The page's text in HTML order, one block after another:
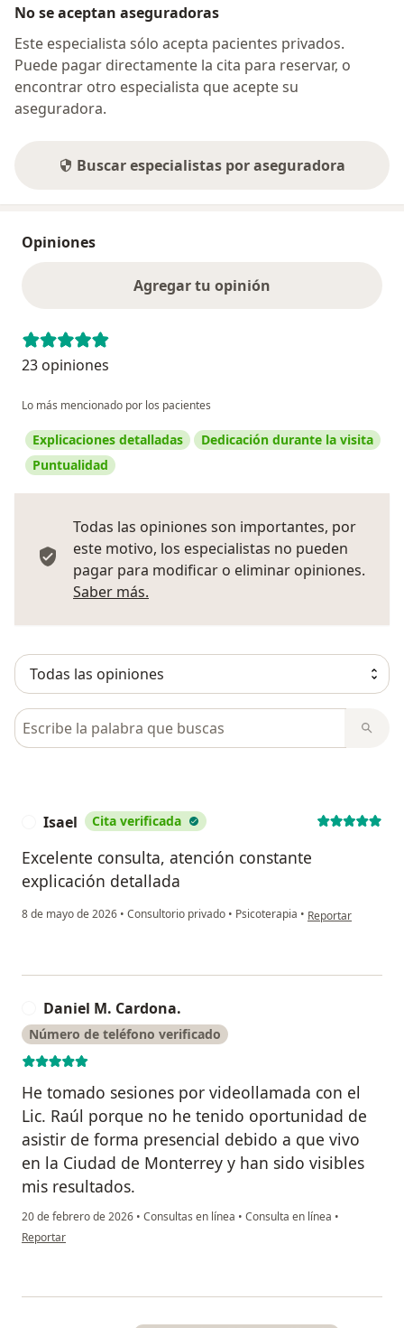
No se aceptan aseguradoras
Este especialista sólo acepta pacientes privados.
Puede pagar directamente la cita para reservar, o
encontrar otro especialista que acepte su
aseguradora.
Buscar especialistas por aseguradora
Opiniones
Agregar tu opinión
23 opiniones
Lo más mencionado por los pacientes
Explicaciones detalladas
Dedicación durante la visita
Puntualidad
Todas las opiniones son importantes, por
este motivo, los especialistas no pueden
pagar para modificar o eliminar opiniones.
Saber más.
Busca en opiniones
Isael Cita verificada
Excelente consulta, atención constante
explicación detallada
8 de mayo de 2026 • Consultorio privado • Psicoterapia • en opinión del
Reportar
Daniel M. Cardona.
Número de teléfono verificado
He tomado sesiones por videollamada con el
Lic. Raúl porque no he tenido oportunidad de
asistir de forma presencial debido a que vivo
en la Ciudad de Monterrey y han sido visibles
mis resultados.
20 de febrero de 2026 • Consultas en línea • Consulta en línea •
en opinión del usuario Daniel M. Cardona.
Reportar